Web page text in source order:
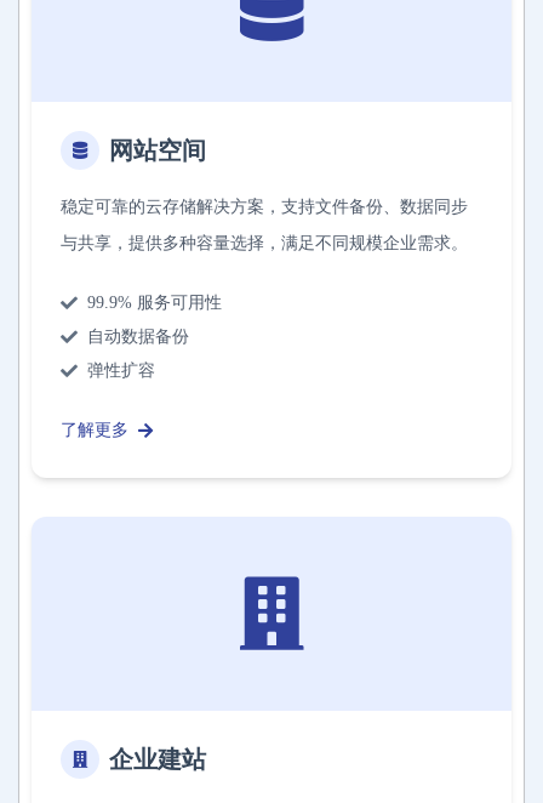
网站空间
稳定可靠的云存储解决方案，支持文件备份、数据同步
与共享，提供多种容量选择，满足不同规模企业需求。
99.9% 服务可用性
自动数据备份
弹性扩容
了解更多
企业建站